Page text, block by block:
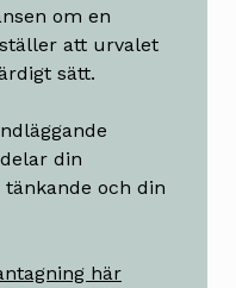
om en
att urvalet
sätt.
din
och din
här